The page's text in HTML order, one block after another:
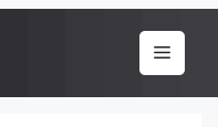
Menu